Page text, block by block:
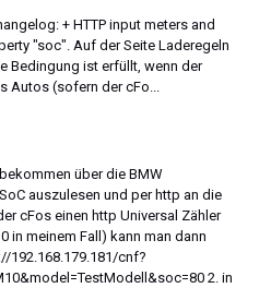
+ HTTP input meters and
"soc". Auf der Seite Laderegeln
Bedingung ist erfüllt, wenn der
(sofern der cFo...
über die BMW
auszulesen und per http an die
cFos einen http Universal Zähler
in meinem Fall) kann man dann
192.168.179.181/cnf?
2. in